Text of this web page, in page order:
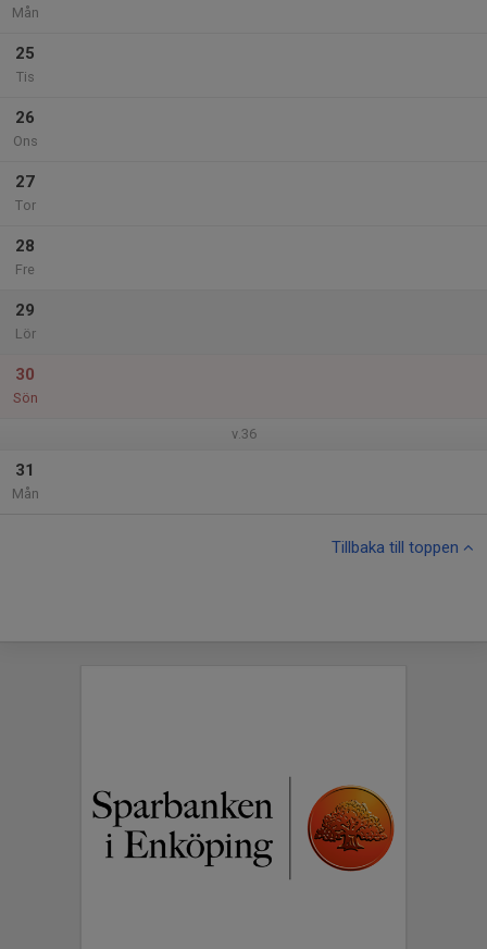
Mån
25
Tis
26
Ons
27
Tor
28
Fre
29
Lör
30
Sön
v.36
31
Mån
Tillbaka till toppen